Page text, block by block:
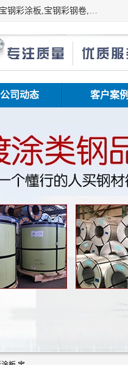
上海志辰实业有限公司主要经销:上海宝钢彩钢卷（宝钢总厂）台湾氟碳彩钢板,烨辉彩钢板,宝钢彩钢板,宝钢彩涂板,宝钢彩钢卷,马钢彩钢板,马钢彩钢卷,镀铝锌钢板,PVDF彩钢板,台湾烨辉彩钢板,高耐候彩钢板,硅改性彩钢板,规格齐全。
公司动态 客户案例